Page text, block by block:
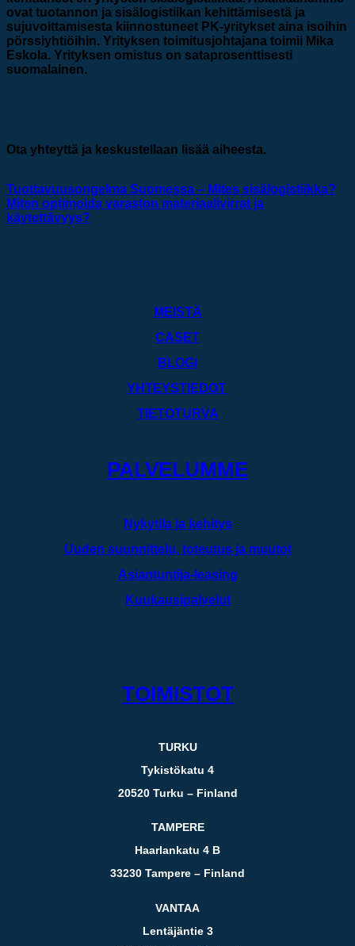
ovat tuotannon ja sisälogistiikan kehittämisestä ja
sujuvoittamisesta kiinnostuneet PK-yritykset aina isoihin
pörssiyhtiöihin. Yrityksen toimitusjohtajana toimii Mika
Eskola. Yrityksen omistus on sataprosenttisesti
suomalainen.
Ota yhteyttä ja keskustellaan lisää aiheesta.
Tuottavuusongelma Suomessa – Mites sisälogistiikka?
Miten optimoida varaston materiaalivirrat ja
käytettävyys?
MEISTÄ
CASET
BLOGI
YHTEYSTIEDOT
TIETOTURVA
PALVELUMME
Nykytila ja kehitys
Uuden suunnittelu, toteutus ja muutot
Asiantuntija-leasing
Kuukausipalvelut
TOIMISTOT
TURKU
Tykistökatu 4
20520 Turku – Finland
TAMPERE
Haarlankatu 4 B
33230 Tampere – Finland
VANTAA
Lentäjäntie 3